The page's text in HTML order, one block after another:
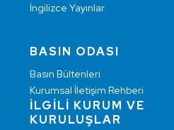
İngilizce Yayınlar
BASIN ODASI
Basın Bültenleri
Kurumsal İletişim Rehberi
İLGİLİ KURUM VE
KURULUŞLAR